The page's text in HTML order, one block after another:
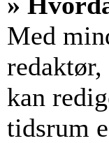
Med
kan
tidsrum